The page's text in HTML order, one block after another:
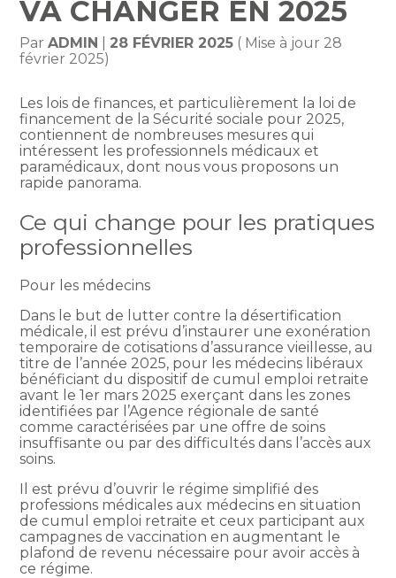
VA CHANGER EN 2025
ParADMIN 28 FÉVRIER 2025 ( Mise à jour 28
février 2025)
Les lois de finances, et particulièrement la loi de
financement de la Sécurité sociale pour 2025,
contiennent de nombreuses mesures qui
intéressent les professionnels médicaux et
paramédicaux, dont nous vous proposons un
rapide panorama.
Ce qui change pour les pratiques
professionnelles
Pour les médecins
Dans le but de lutter contre la désertification
médicale, il est prévu d’instaurer une exonération
temporaire de cotisations d’assurance vieillesse, au
titre de l’année 2025, pour les médecins libéraux
bénéficiant du dispositif de cumul emploi retraite
avant le 1er mars 2025 exerçant dans les zones
identifiées par l’Agence régionale de santé
comme caractérisées par une offre de soins
insuffisante ou par des difficultés dans l’accès aux
soins.
Il est prévu d’ouvrir le régime simplifié des
professions médicales aux médecins en situation
de cumul emploi retraite et ceux participant aux
campagnes de vaccination en augmentant le
plafond de revenu nécessaire pour avoir accès à
ce régime.